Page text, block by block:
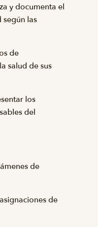
y documenta el
las
de
salud de sus
los
del
de
de